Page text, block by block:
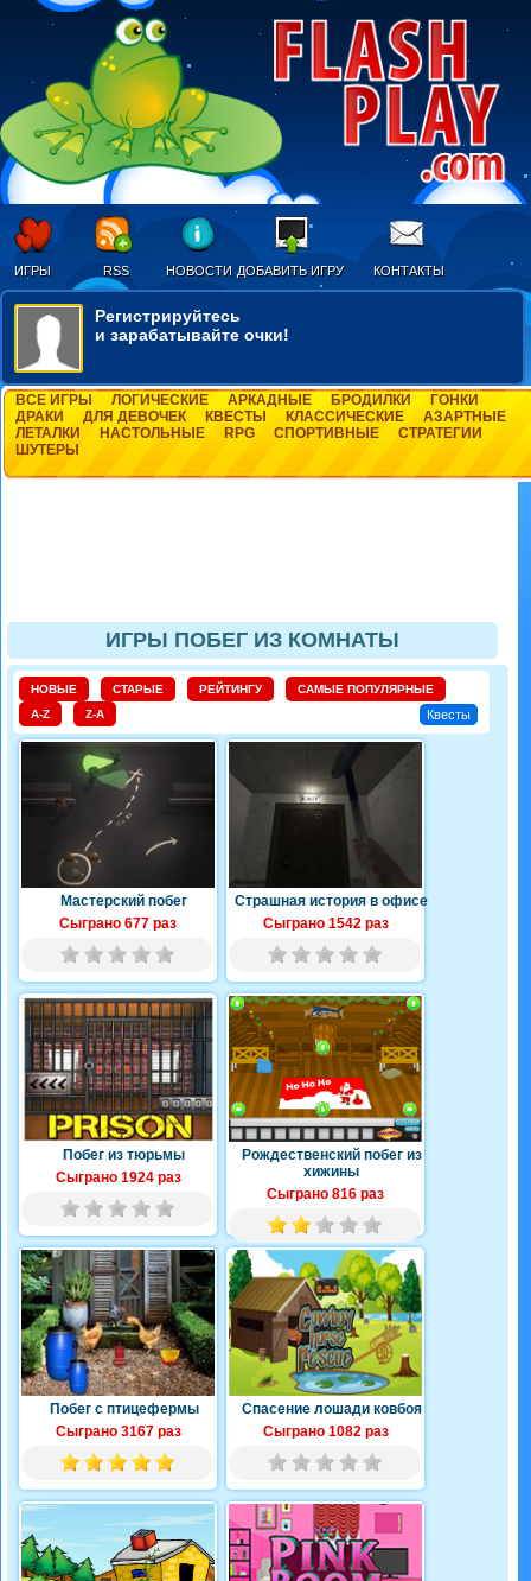
ИГРЫ RSS НОВОСТИ ДОБАВИТЬ ИГРУ КОНТАКТЫ
Регистрируйтесь
и зарабатывайте очки!
ВСЕ ИГРЫ ЛОГИЧЕСКИЕ АРКАДНЫЕ БРОДИЛКИ
ГОНКИ
ДРАКИ
ДЛЯ ДЕВОЧЕК КВЕСТЫ КЛАССИЧЕСКИЕ
АЗАРТНЫЕ
ЛЕТАЛКИ
НАСТОЛЬНЫЕ RPG СПОРТИВНЫЕ
СТРАТЕГИИ
ШУТЕРЫ
ИГРЫ ПОБЕГ ИЗ КОМНАТЫ
НОВЫЕ СТАРЫЕ РЕЙТИНГУ
САМЫЕ ПОПУЛЯРНЫЕ
A-Z
Z-A Квесты
Мастерский побег
Сыграно 677 раз
Страшная история в офисе
Сыграно 1542 раз
Побег из тюрьмы
Сыграно 1924 раз
Рождественский побег из
хижины
Сыграно 816 раз
Побег с птицефермы
Сыграно 3167 раз
Спасение лошади ковбоя
Сыграно 1082 раз